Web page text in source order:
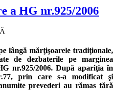
a HG nr.925/2006
lângă mărţişoarele tradiţionale,
de dezbaterile pe marginea
nr.925/2006. După apariţia în
prin care s-a modificat şi
prevederi au rămas fără